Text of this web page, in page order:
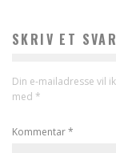
SKRIV ET SVAR
Din e-mailadresse vil
med *
Kommentar*